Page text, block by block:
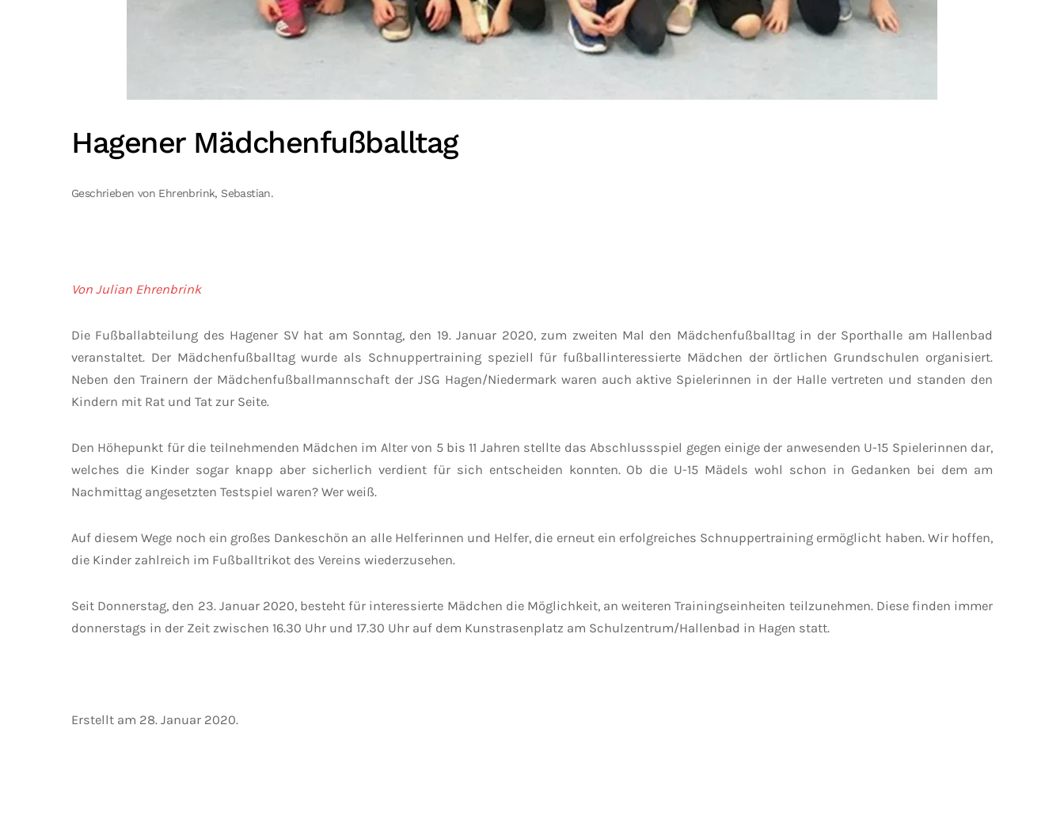
Hagener Mädchenfußballtag
Geschrieben von Ehrenbrink, Sebastian.
Von Julian Ehrenbrink
Die Fußballabteilung des Hagener SV hat am Sonntag, den 19. Januar 2020, zum zweiten Mal den Mädchenfußballtag in der Sporthalle am Hallenbad
veranstaltet. Der Mädchenfußballtag wurde als Schnuppertraining speziell für fußballinteressierte Mädchen der örtlichen Grundschulen organisiert.
Neben den Trainern der Mädchenfußballmannschaft der JSG Hagen/Niedermark waren auch aktive Spielerinnen in der Halle vertreten und standen den
Kindern mit Rat und Tat zur Seite.
Den Höhepunkt für die teilnehmenden Mädchen im Alter von 5 bis 11 Jahren stellte das Abschlussspiel gegen einige der anwesenden U-15 Spielerinnen dar,
welches die Kinder sogar knapp aber sicherlich verdient für sich entscheiden konnten. Ob die U-15 Mädels wohl schon in Gedanken bei dem am
Nachmittag angesetzten Testspiel waren? Wer weiß.
Auf diesem Wege noch ein großes Dankeschön an alle Helferinnen und Helfer, die erneut ein erfolgreiches Schnuppertraining ermöglicht haben. Wir hoffen,
die Kinder zahlreich im Fußballtrikot des Vereins wiederzusehen.
Seit Donnerstag, den 23. Januar 2020, besteht für interessierte Mädchen die Möglichkeit, an weiteren Trainingseinheiten teilzunehmen. Diese finden immer
donnerstags in der Zeit zwischen 16.30 Uhr und 17.30 Uhr auf dem Kunstrasenplatz am Schulzentrum/Hallenbad in Hagen statt.
Erstellt am 28. Januar 2020.